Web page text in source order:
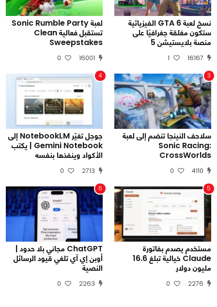
نسخ لعبة GTA 6 الفيزيائية
ستكون مغلقة جغرافيًا على
منصة بلايستيشن 5
16167
1
لعبة Sonic Rumble Party
تستقبل فعالية Clean
Sweepstakes
16001
0
3
سلاحف النينجا تنضم إلى لعبة
Sonic Racing:
CrossWorlds
4110
0
4
جوجل تغيّر NotebookLM إلى
Gemini Notebook | يكتب
الأكواد وينفذها بنفسه
2713
0
5
مستخدم يصدم بفاتورة
Claude خيالية تبلغ 16.6
مليون دولار
2276
0
6
ChatGPT مجاني بلا حدود |
أوبن إي آي تلغي قيود الرسائل
النصية
2263
0